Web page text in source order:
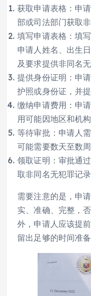
获取申请表格：申
部或司法部门获取
填写申请表格：填
申请人姓名、出生
及要求提供非同名
提供身份证明：申
护照或身份证，并
缴纳申请费用：申
用可能因地区和机
等待审批：申请人
可能需要数天至数周
领取证明：审批通
取非同名无犯罪记录
需要注意的是，申
实、准确、完整，
外，申请人应该提
留出足够的时间准